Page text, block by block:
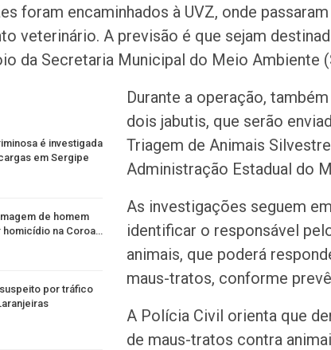
foram encaminhados à UVZ, onde
veterinário. A previsão é que sejam
da Secretaria Municipal do Meio Ambiente
é investigada
em Sergipe
de homem
na Coroa…
por tráfico
Durante a operação,
dois jabutis, que serão
Triagem de Animais
Administração Estadual do
As investigações seguem
identificar o responsável
animais, que poderá
maus-tratos, conforme
A Polícia Civil orienta que
de maus-tratos contra